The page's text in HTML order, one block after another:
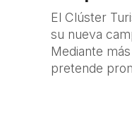
El Clúster
su nueva
Mediante
pretende